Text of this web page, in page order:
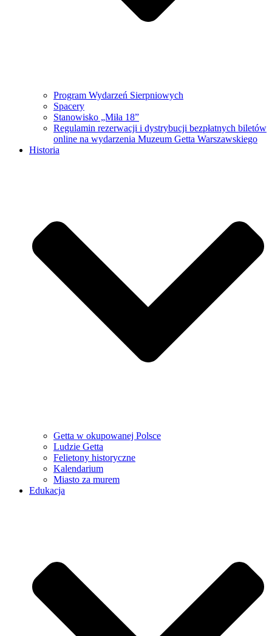
Program Wydarzeń Sierpniowych
Spacery
Stanowisko „Miła 18”
Regulamin rezerwacji i dystrybucji bezpłatnych biletów
online na wydarzenia Muzeum Getta Warszawskiego
Historia
Getta w okupowanej Polsce
Ludzie Getta
Felietony historyczne
Kalendarium
Miasto za murem
Edukacja